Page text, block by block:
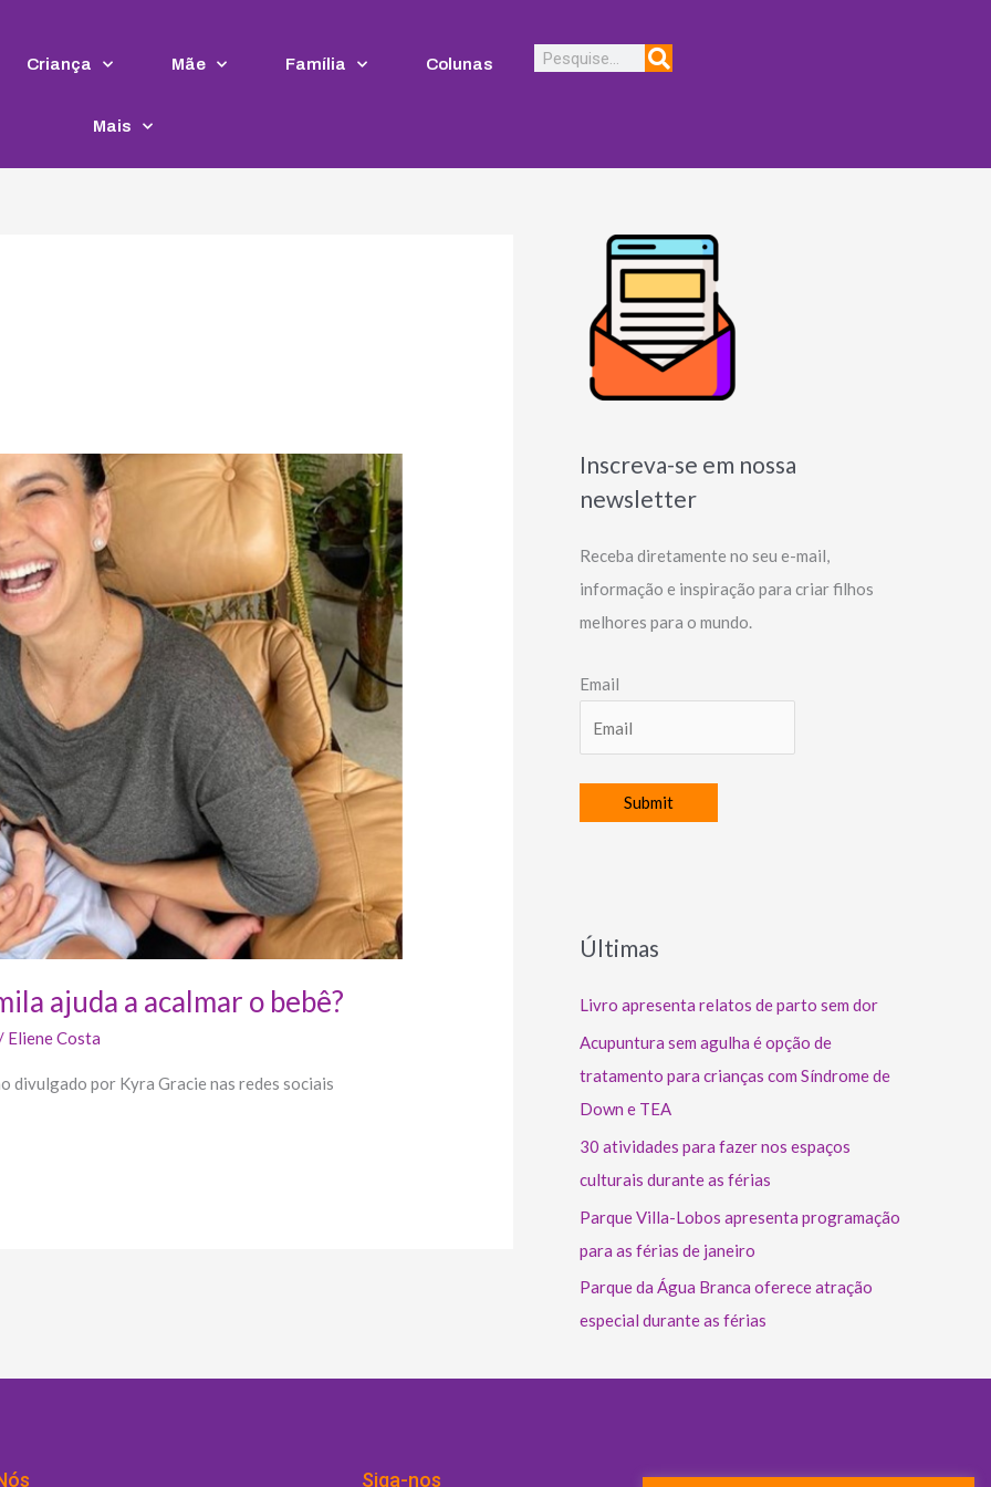
Criança Mãe Família Colunas
Mais
ajuda a acalmar o bebê?
/ Eliene Costa
divulgado por Kyra Gracie nas redes sociais
Inscreva-se em nossa
newsletter
Receba diretamente no seu e-mail,
informação e inspiração para criar filhos
melhores para o mundo.
Email
Últimas
Livro apresenta relatos de parto sem dor
Acupuntura sem agulha é opção de
tratamento para crianças com Síndrome de
Down e TEA
30 atividades para fazer nos espaços
culturais durante as férias
Parque Villa-Lobos apresenta programação
para as férias de janeiro
Parque da Água Branca oferece atração
especial durante as férias
Siga-nos